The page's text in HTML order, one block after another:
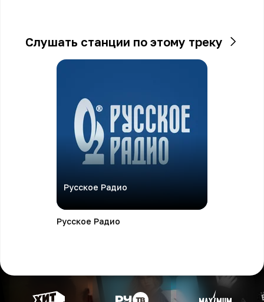
Слушать станции по этому треку
Русское Радио
Русское Радио